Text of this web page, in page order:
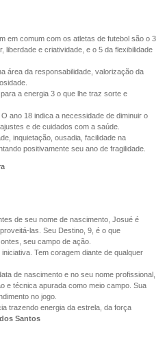
em comum com os atletas de futebol são o 3
liberdade e criatividade, e o 5 da flexibilidade
área da responsabilidade, valorização da
a energia 3 o que lhe traz sorte e
ano 18 indica a necessidade de diminuir o
e de cuidados com a saúde.
inquietação, ousadia, facilidade na
positivamente seu ano de fragilidade.
de seu nome de nascimento, Josué é
las. Seu Destino, 9, é o que
seu campo de ação.
Tem coragem diante de qualquer
de nascimento e no seu nome profissional,
e técnica apurada como meio campo. Sua
no jogo.
trazendo energia da estrela, da força
Santos